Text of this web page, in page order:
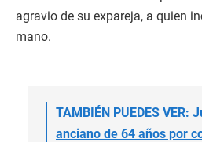
agravio de su expareja, a quien
mano.
TAMBIÉN PUEDES VER:
anciano de 64 años por